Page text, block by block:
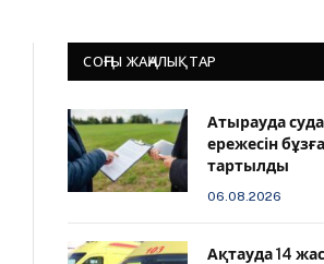
СОҢҒЫ ЖАҢАЛЫҚТАР
Атырауда
ережесін
тартылды
06.08.2026
Ақтауда 14